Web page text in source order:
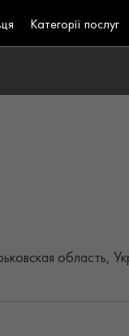
Категорії послуг
область,